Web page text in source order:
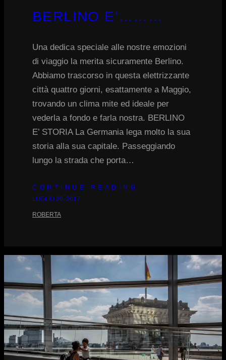
BERLINO E’………
Una dedica speciale alle nostre emozioni
di viaggio la merita sicuramente Berlino.
Abbiamo trascorso in questa elettrizzante
città quattro giorni, esattamente a Maggio,
trovando un clima mite ed ideale per
vederla a fondo e farla nostra. BERLINO
E’ STORIA La Germania lega molto la sua
storia alla sua capitale. Passeggiando
lungo la strada che porta…
CONTINUE READING
LUGLIO 20, 2017
ROBERTA